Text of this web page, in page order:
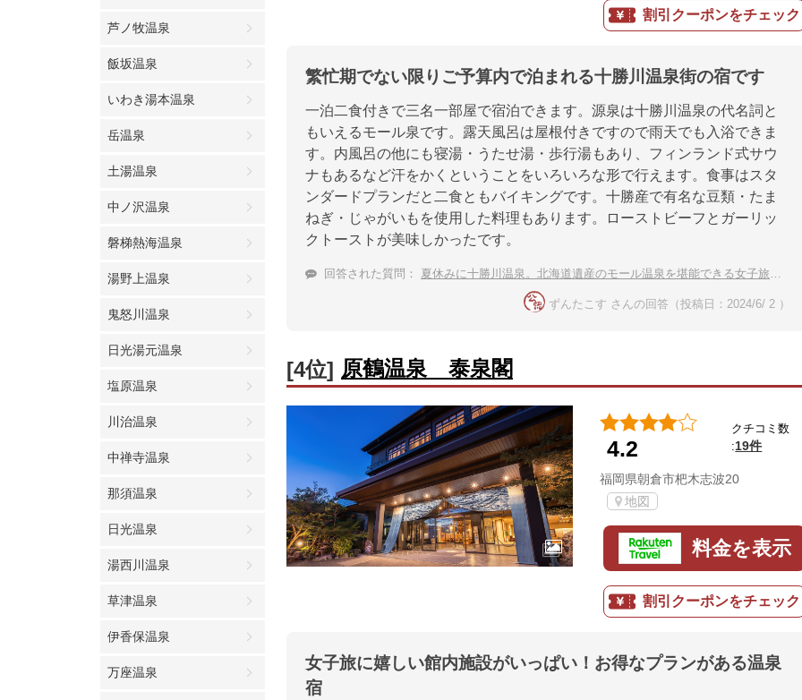
芦ノ牧温泉
飯坂温泉
いわき湯本温泉
岳温泉
土湯温泉
中ノ沢温泉
磐梯熱海温泉
湯野上温泉
鬼怒川温泉
日光湯元温泉
塩原温泉
川治温泉
中禅寺温泉
那須温泉
日光温泉
湯西川温泉
草津温泉
伊香保温泉
万座温泉
割引クーポンをチェック
繁忙期でない限りご予算内で泊まれる十勝川温泉街の宿です
一泊二食付きで三名一部屋で宿泊できます。源泉は十勝川温泉の代名詞と
もいえるモール泉です。露天風呂は屋根付きですので雨天でも入浴できま
す。内風呂の他にも寝湯・うたせ湯・歩行湯もあり、フィンランド式サウ
ナもあるなど汗をかくということをいろいろな形で行えます。食事はスタ
ンダードプランだと二食ともバイキングです。十勝産で有名な豆類・たま
ねぎ・じゃがいもを使用した料理もあります。ローストビーフとガーリッ
クトーストが美味しかったです。
回答された質問： 夏休みに十勝川温泉。北海道遺産のモール温泉を堪能できる女子旅におすすめの宿
ずんたこす さんの回答（投稿日：2024/6/ 2 ）
[4位] 原鶴温泉 泰泉閣
4.2
クチコミ数
:19件
福岡県朝倉市杷木志波20
地図
料金を表示
割引クーポンをチェック
女子旅に嬉しい館内施設がいっぱい！お得なプランがある温泉
宿